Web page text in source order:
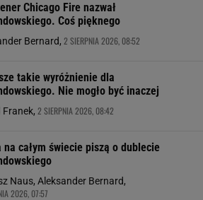
Chicago Fire nazwał
Coś pięknego
Bernard, 2 SIERPNIA 2026, 08:52
takie wyróżnienie dla
Nie mogło być inaczej
Franek, 2 SIERPNIA 2026, 08:42
na całym świecie piszą o dublecie
Naus, Aleksander Bernard,
2026, 07:57